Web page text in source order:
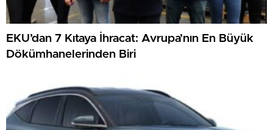
EKU’dan 7 Kıtaya İhracat: Avrupa’nın En Büyük
Dökümhanelerinden Biri